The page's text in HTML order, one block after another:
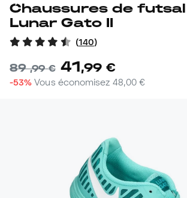
Chaussures de futsal Nike
Lunar Gato II
(140)
89,99 € 41,99 €
-53% Vous économisez 48,00 €